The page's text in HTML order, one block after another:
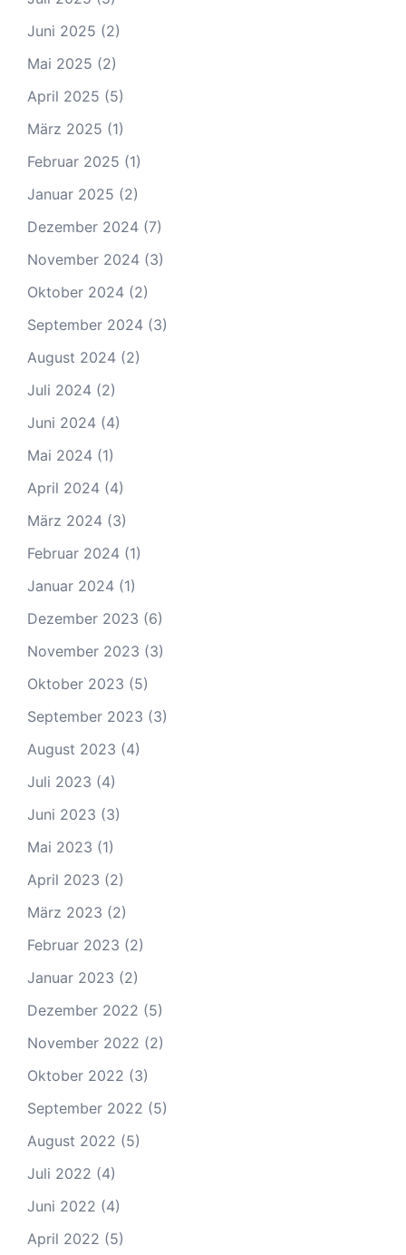
Juni 2025 (2)
Mai 2025 (2)
April 2025 (5)
März 2025 (1)
Februar 2025 (1)
Januar 2025 (2)
Dezember 2024 (7)
November 2024 (3)
Oktober 2024 (2)
September 2024 (3)
August 2024 (2)
Juli 2024 (2)
Juni 2024 (4)
Mai 2024 (1)
April 2024 (4)
März 2024 (3)
Februar 2024 (1)
Januar 2024 (1)
Dezember 2023 (6)
November 2023 (3)
Oktober 2023 (5)
September 2023 (3)
August 2023 (4)
Juli 2023 (4)
Juni 2023 (3)
Mai 2023 (1)
April 2023 (2)
März 2023 (2)
Februar 2023 (2)
Januar 2023 (2)
Dezember 2022 (5)
November 2022 (2)
Oktober 2022 (3)
September 2022 (5)
August 2022 (5)
Juli 2022 (4)
Juni 2022 (4)
April 2022 (5)